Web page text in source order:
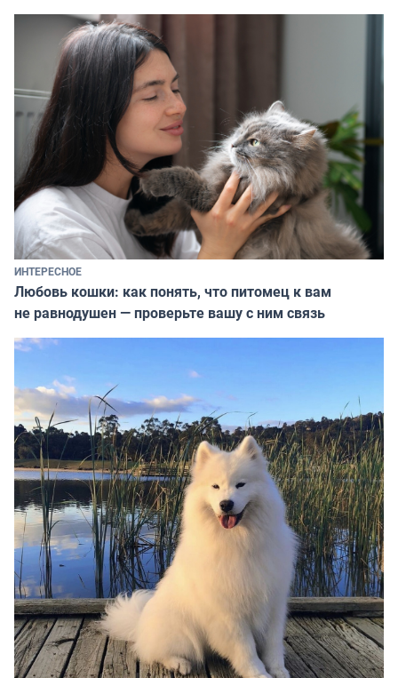
ИНТЕРЕСНОЕ
Любовь кошки: как понять, что питомец к вам
не равнодушен — проверьте вашу с ним связь